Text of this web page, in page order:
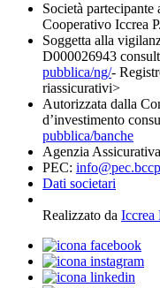
Società
Cooperativo Iccrea
Soggetta alla
D000026943
pubblica/ng/-
riassicurativi>
Autorizzata dalla
d’investimento
pubblica/banche
Agenzia Assicurativa
PEC:
Dati societari
Realizzato da Iccrea